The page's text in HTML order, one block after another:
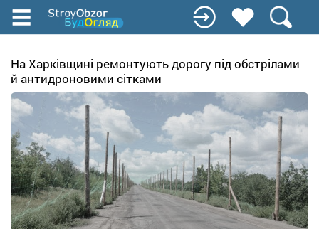
Перейти
содержанию
На Харківщині ремонтують дорогу під обстрілами
й антидроновими сітками